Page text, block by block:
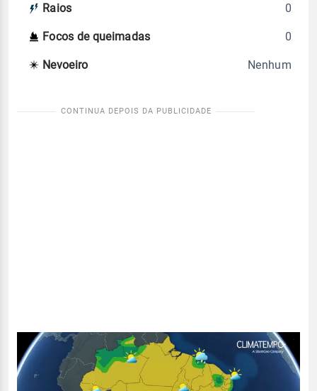
Raios 0
Focos de queimadas 0
Nevoeiro Nenhum